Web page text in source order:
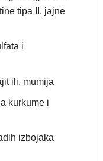
tipa II, jajne
i
ili. mumija
kurkume i
izbojaka